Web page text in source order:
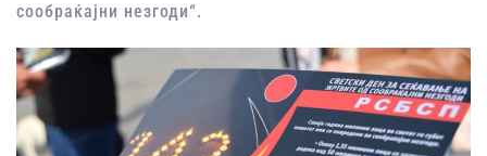
сообраќајни незгоди“.